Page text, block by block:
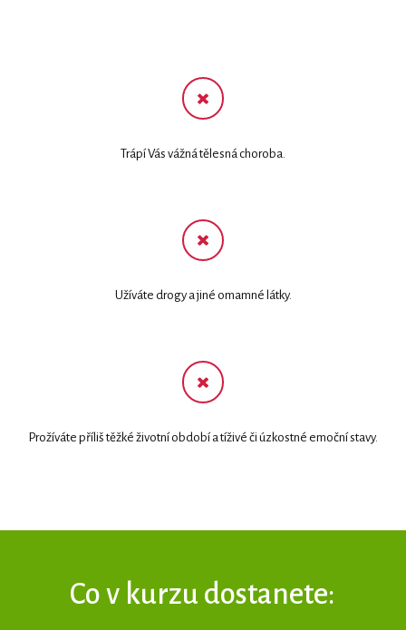
Trápí Vás vážná tělesná choroba.
Užíváte drogy a jiné omamné látky.
Prožíváte příliš těžké životní období a tíživé či úzkostné emoční stavy.
Co v kurzu dostanete: